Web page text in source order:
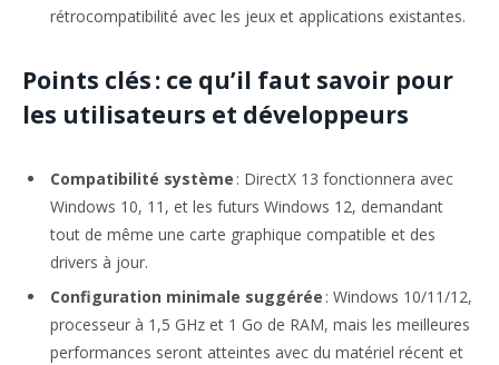
rétrocompatibilité avec les jeux et applications existantes.
Points clés : ce qu’il faut savoir pour
les utilisateurs et développeurs
Compatibilité système : DirectX 13 fonctionnera avec
Windows 10, 11, et les futurs Windows 12, demandant
tout de même une carte graphique compatible et des
drivers à jour.
Configuration minimale suggérée : Windows 10/11/12,
processeur à 1,5 GHz et 1 Go de RAM, mais les meilleures
performances seront atteintes avec du matériel récent et